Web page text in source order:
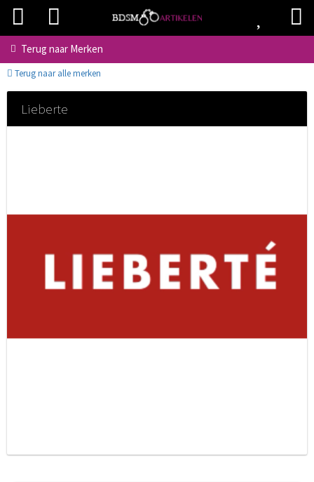
Terug naar Merken
Terug naar alle merken
Lieberte